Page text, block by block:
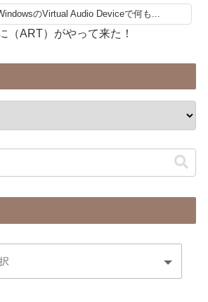
のVirtual Audio Deviceで何も...
（ART）がやって来た！